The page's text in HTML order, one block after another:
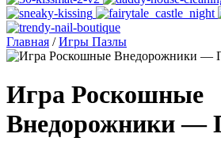
Главная / Игры Пазлы
Игра Роскошные
Внедорожники —